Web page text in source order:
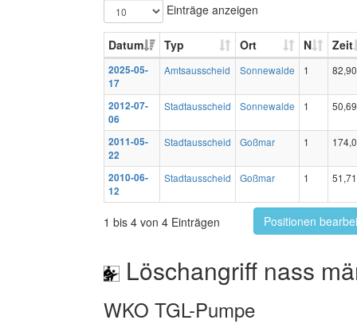
Einträge anzeigen
Datum Typ Ort N Zeit
2025-05-
17
Amtsausscheid Sonnewalde 1 82,90
2012-07-
06
Stadtausscheid Sonnewalde 1 50,69
2011-05-
22
Stadtausscheid Goßmar 1
2010-06-
12
Stadtausscheid Goßmar 1 51,71
1 bis 4 von 4 Einträgen Positionen
Löschangriff nass
WKO TGL-Pumpe